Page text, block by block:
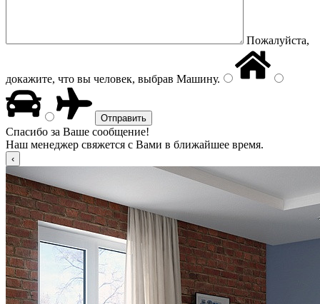
Пожалуйста,
докажите, что вы человек, выбрав Машину.
Спасибо за Ваше сообщение!
Наш менеджер свяжется с Вами в ближайшее время.